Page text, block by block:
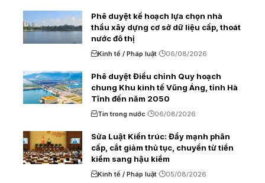
Phê duyệt kế hoạch lựa chọn nhà
thầu xây dựng cơ sở dữ liệu cấp, thoát
nước đô thị
Kinh tế / Pháp luật 06/08/2026
Phê duyệt Điều chỉnh Quy hoạch
chung Khu kinh tế Vũng Áng, tỉnh Hà
Tĩnh đến năm 2050
Tin trong nước 06/08/2026
Sửa Luật Kiến trúc: Đẩy mạnh phân
cấp, cắt giảm thủ tục, chuyển từ tiền
kiểm sang hậu kiểm
Kinh tế / Pháp luật 05/08/2026